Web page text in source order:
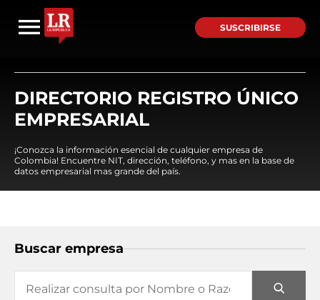
SUSCRIBIRSE
DIRECTORIO REGISTRO ÚNICO
EMPRESARIAL
¡Conozca la información esencial de cualquier empresa de
Colombia! Encuentre NIT, dirección, teléfono, y mas en la base de
datos empresarial mas grande del país.
Buscar empresa